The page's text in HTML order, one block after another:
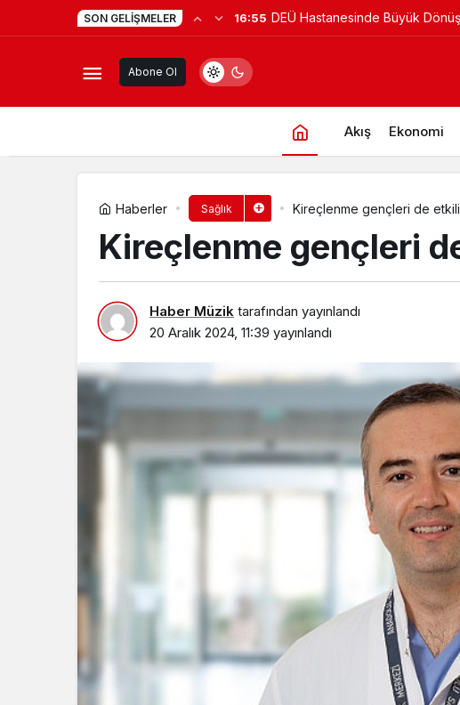
SON GELIŞMELER 16:55 DEÜ Hastanesinde Büyük
Abone Ol
Akış Ekonomi
Haberler Sağlık Kireçlenme gençleri de
Kireçlenme gençleri
Haber Müzik tarafından yayınlandı
20 Aralık 2024, 11:39 yayınlandı
Ağrılardan Kurtulmanın Yeni Yolu: Nöral